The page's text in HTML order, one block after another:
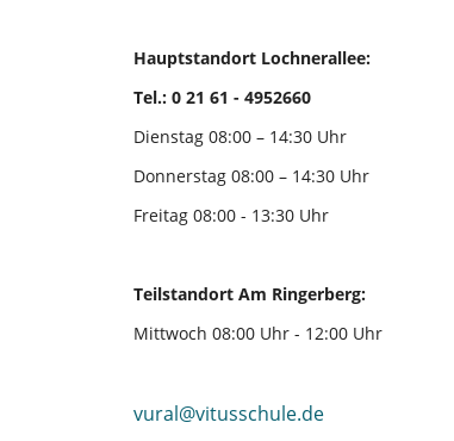
Hauptstandort Lochnerallee:
Tel.: 0 21 61 - 4952660
Dienstag 08:00 – 14:30 Uhr
Donnerstag 08:00 – 14:30 Uhr
Freitag 08:00 - 13:30 Uhr
Teilstandort Am Ringerberg:
Mittwoch 08:00 Uhr - 12:00 Uhr
vural@vitusschule.de